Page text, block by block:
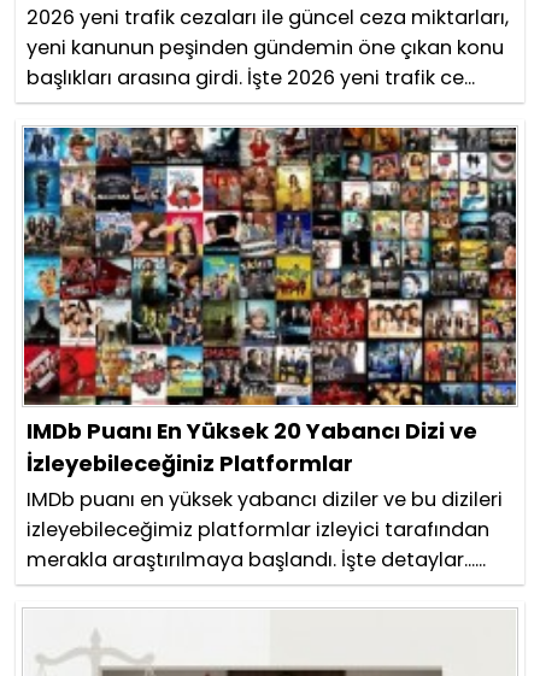
2026 yeni trafik cezaları ile güncel ceza miktarları,
yeni kanunun peşinden gündemin öne çıkan konu
başlıkları arasına girdi. İşte 2026 yeni trafik ce...
IMDb Puanı En Yüksek 20 Yabancı Dizi ve
İzleyebileceğiniz Platformlar
IMDb puanı en yüksek yabancı diziler ve bu dizileri
izleyebileceğimiz platformlar izleyici tarafından
merakla araştırılmaya başlandı. İşte detaylar......